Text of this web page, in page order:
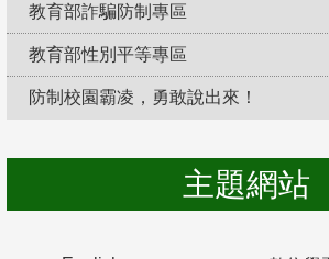
教育部詐騙防制專區
教育部性別平等專區
防制校園霸凌，勇敢說出來！
主題網站